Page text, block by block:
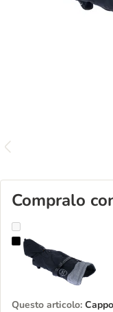
Compralo
Cappotto per cani
Questo articolo: